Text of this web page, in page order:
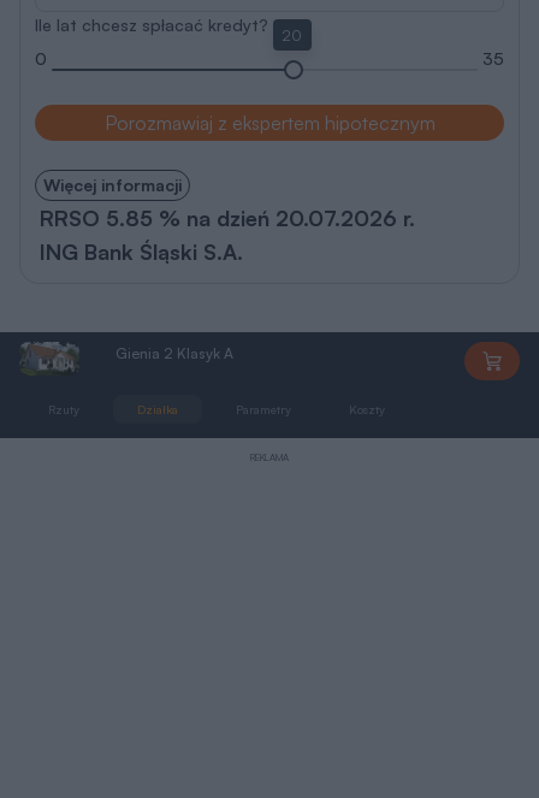
Ile lat chcesz spłacać kredyt?
0
20
35
Porozmawiaj z ekspertem hipotecznym
Więcej informacji
RRSO 5.85 % na dzień 20.07.2026 r.
ING Bank Śląski S.A.
Gienia 2 Klasyk A
Rzuty Działka Parametry Koszty
REKLAMA